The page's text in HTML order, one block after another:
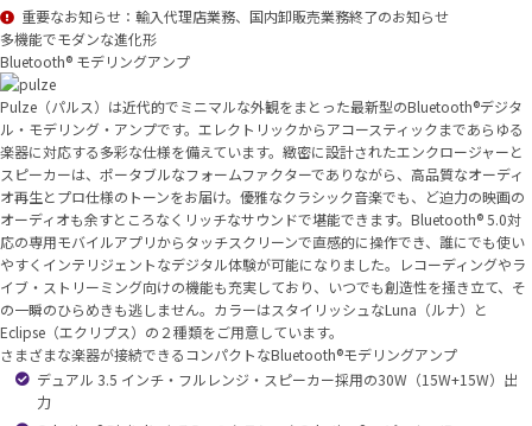
重要なお知らせ：輸入代理店業務、国内卸販売業務終了のお知らせ
多機能でモダンな進化形
Bluetooth® モデリングアンプ
Pulze（パルス）は近代的でミニマルな外観をまとった最新型のBluetooth®デジタ
ル・モデリング・アンプです。エレクトリックからアコースティックまであらゆる
楽器に対応する多彩な仕様を備えています。緻密に設計されたエンクロージャーと
スピーカーは、ポータブルなフォームファクターでありながら、高品質なオーディ
オ再生とプロ仕様のトーンをお届け。優雅なクラシック音楽でも、ど迫力の映画の
オーディオも余すところなくリッチなサウンドで堪能できます。Bluetooth® 5.0対
応の専用モバイルアプリからタッチスクリーンで直感的に操作でき、誰にでも使い
やすくインテリジェントなデジタル体験が可能になりました。レコーディングやラ
イブ・ストリーミング向けの機能も充実しており、いつでも創造性を掻き立て、そ
の一瞬のひらめきも逃しません。カラーはスタイリッシュなLuna（ルナ）と
Eclipse（エクリプス）の２種類をご用意しています。
さまざまな楽器が接続できるコンパクトなBluetooth®モデリングアンプ
デュアル 3.5 インチ・フルレンジ・スピーカー採用の30W（15W+15W）出
力